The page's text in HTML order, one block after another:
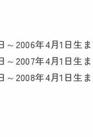
～2006年4月1日生
～2007年4月1日生
～2008年4月1日生